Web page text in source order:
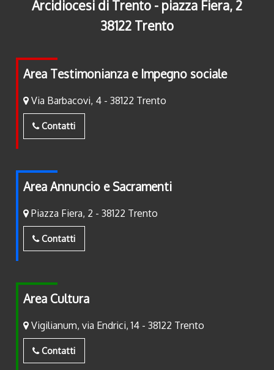
Arcidiocesi di Trento - piazza Fiera, 2
38122 Trento
Area Testimonianza e Impegno sociale
Via Barbacovi, 4 - 38122 Trento
Contatti
Area Annuncio e Sacramenti
Piazza Fiera, 2 - 38122 Trento
Contatti
Area Cultura
Vigilianum, via Endrici, 14 - 38122 Trento
Contatti